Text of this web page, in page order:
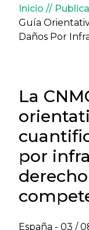
Inicio
Guía
Daños Por
La
por
España - 03 /